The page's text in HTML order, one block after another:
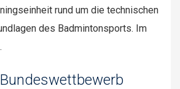
rund um die technischen
des Badmintonsports. Im